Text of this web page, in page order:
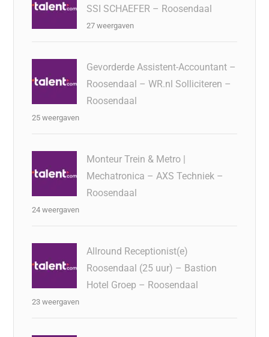
SSI SCHAEFER – Roosendaal
27 weergaven
Gevorderde Assistent-Accountant –
Roosendaal – WR.nl Solliciteren –
Roosendaal
25 weergaven
Monteur Trein & Metro |
Mechatronica – AXS Techniek –
Roosendaal
24 weergaven
Allround Receptionist(e)
Roosendaal (25 uur) – Bastion
Hotel Groep – Roosendaal
23 weergaven